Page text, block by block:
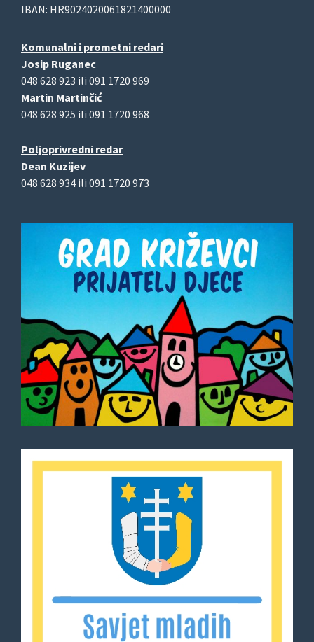
IBAN: HR9024020061821400000
Komunalni i prometni redari
Josip Ruganec
048 628 923 ili 091 1720 969
Martin Martinčić
048 628 925 ili 091 1720 968
Poljoprivredni redar
Dean Kuzijev
048 628 934 ili 091 1720 973